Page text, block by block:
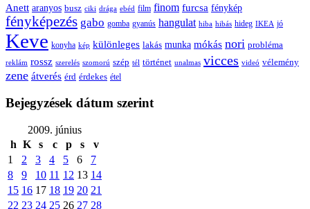
Anett aranyos busz ciki drága ebéd film finom furcsa fénykép
fényképezés gabo gomba gyanús hangulat hiba hibás hideg IKEA jó
Keve konyha kép különleges lakás munka mókás nori probléma
reklám rossz szerelés szomorú szép tél történet unalmas vicces videó vélemény
zene átverés érd érdekes étel
Bejegyzések dátum szerint
2009. június
h K s c p s
v
1
2 3 4 5 6
7
8
9 10 11 12 13 14
15 16 17 18 19 20 21
22 23 24 25 26 27 28